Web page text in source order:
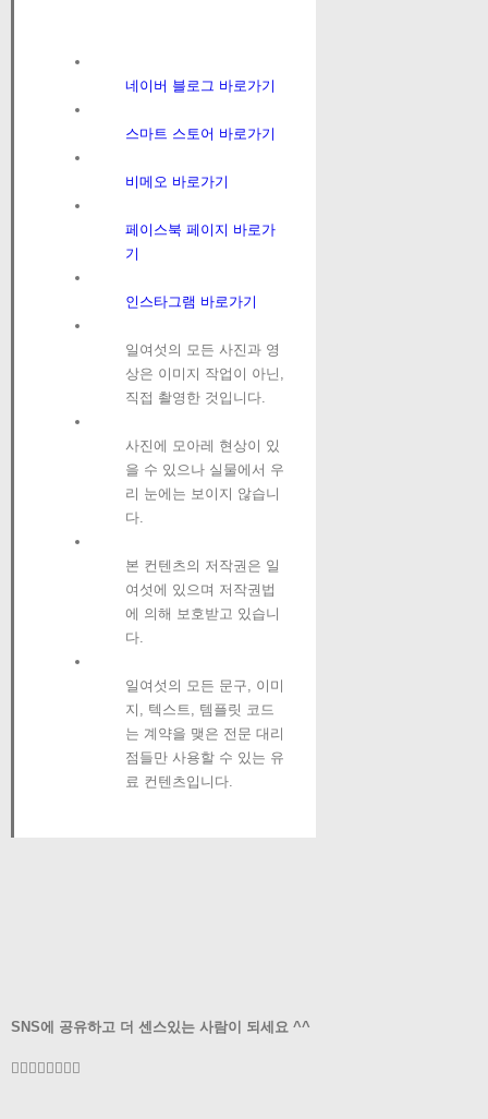
네이버 블로그 바로가기
스마트 스토어 바로가기
비메오 바로가기
페이스북 페이지 바로가
기
인스타그램 바로가기
일여섯의 모든 사진과 영
상은 이미지 작업이 아닌,
직접 촬영한 것입니다.
사진에 모아레 현상이 있
을 수 있으나 실물에서 우
리 눈에는 보이지 않습니
다.
본 컨텐츠의 저작권은 일
여섯에 있으며 저작권법
에 의해 보호받고 있습니
다.
일여섯의 모든 문구, 이미
지, 텍스트, 템플릿 코드
는 계약을 맺은 전문 대리
점들만 사용할 수 있는 유
료 컨텐츠입니다.
SNS에 공유하고 더 센스있는 사람이 되세요 ^^
Facebook
Twitter
LinkedIn
Reddit
Tumblr
Pinterest
Vk